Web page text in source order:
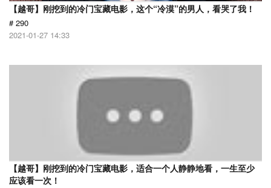
【越哥】刚挖到的冷门宝藏电影，这个“冷漠”的男人，看哭了我！
# 290
2021-01-27 14:33
【越哥】刚挖到的冷门宝藏电影，适合一个人静静地看，一生至少
应该看一次！